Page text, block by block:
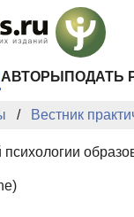
АВТОРЫ ПОДАТЬ
Вестник
психологии